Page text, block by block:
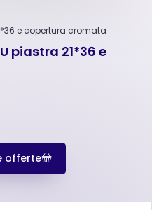
e copertura cromata
piastra 21*36 e
offerte